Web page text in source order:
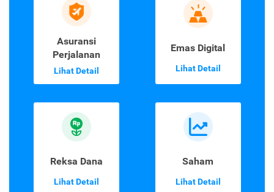
Asuransi
Perjalanan
Lihat Detail
Emas Digital
Lihat Detail
Reksa Dana
Lihat Detail
Saham
Lihat Detail